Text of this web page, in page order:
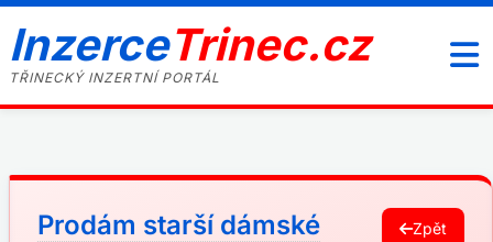
InzerceTrinec.cz
TŘINECKÝ INZERTNÍ PORTÁL
Prodám starší dámské
Zpět